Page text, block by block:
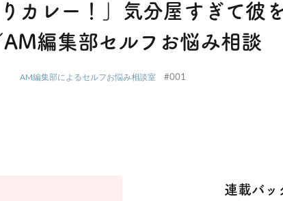
カレー！」気分屋すぎて彼
AM編集部セルフお悩み相談
AM編集部によるセルフお悩み相談室 #001
連載バッ